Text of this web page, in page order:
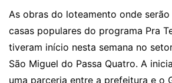
As obras do loteamento onde
casas populares do programa Pra
tiveram início nesta semana no
São Miguel do Passa Quatro. A
uma parceria entre a prefeitura e o